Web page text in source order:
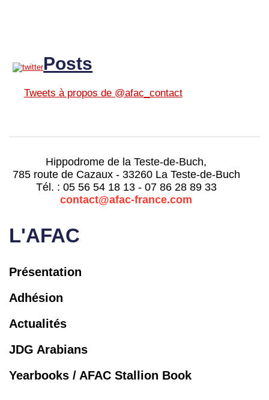
Posts
Tweets à propos de @afac_contact
L'AFAC
Présentation
Adhésion
Actualités
JDG Arabians
Yearbooks / AFAC Stallion Book
Hippodrome de la Teste-de-Buch,
785 route de Cazaux - 33260 La Teste-de-Buch
Tél. : 05 56 54 18 13 - 07 86 28 89 33
contact@afac-france.com